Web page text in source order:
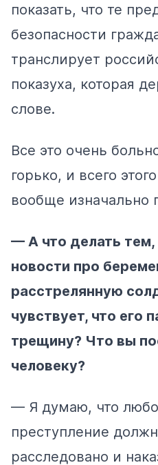
показать, что те
безопасности
транслирует
показуха, которая
слове.
Все это очень
горько, и всего
вообще изначально
— А что делать тем,
новости про
расстрелянную
чувствует, что его
трещину? Что вы
человеку?
— Я думаю, что
преступление
расследовано и